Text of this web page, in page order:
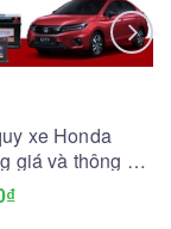
xe Honda
giá và thông số